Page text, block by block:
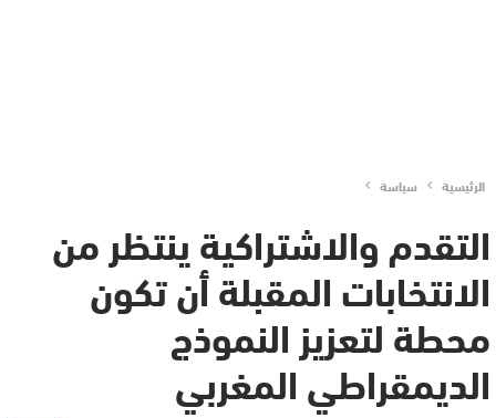
الرئيسية سياسة
التقدم والاشتراكية ينتظر من
الانتخابات المقبلة أن تكون
محطة لتعزيز النموذج
الديمقراطي المغربي